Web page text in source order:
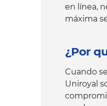
en línea,
máxima
¿Por
Cuando
Uniroyal